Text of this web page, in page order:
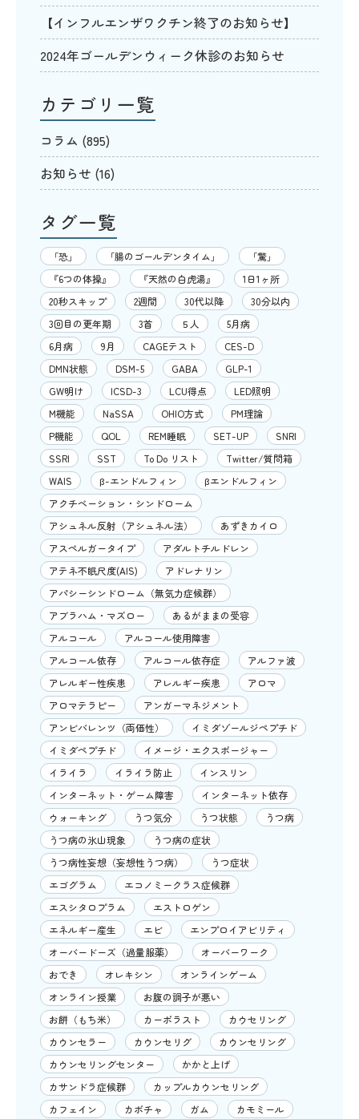
【インフルエンザワクチン終了のお知らせ】
2024年ゴールデンウィーク休診のお知らせ
カテゴリ一覧
コラム (895)
お知らせ (16)
タグ一覧
「恐」 「腸のゴールデンタイム」
「驚」
『6つの体操』
『天然の白虎湯』
1日1ヶ所
20秒スキップ
2週間 30代以降
30分以内
3回目の更年期
3首 ５人
5月病
6月病
9月 CAGEテスト
CES-D
DMN状態
DSM-5 GABA
GLP-1
GW明け
ICSD-3 LCU得点
LED照明
M機能
NaSSA OHIO方式
PM理論
P機能
QOL REM睡眠 SET-UP
SNRI
SSRI
SST To Do リスト
Twitter/質問箱
WAIS
β-エンドルフィン
βエンドルフィン
アクチベーション・シンドローム
アシュネル反射（アシュネル法）
あずきカイロ
アスペルガータイプ
アダルトチルドレン
アテネ不眠尺度(AIS)
アドレナリン
アパシーシンドローム（無気力症候群）
アブラハム・マズロー
あるがままの受容
アルコール
アルコール使用障害
アルコール依存
アルコール依存症
アルファ波
アレルギー性疾患
アレルギー疾患
アロマ
アロマテラピー
アンガーマネジメント
アンビバレンツ（両価性）
イミダゾールジペプチド
イミダペプチド
イメージ・エクスポージャー
イライラ
イライラ防止
インスリン
インターネット・ゲーム障害
インターネット依存
ウォーキング
うつ気分 うつ状態
うつ病
うつ病の氷山現象
うつ病の症状
うつ病性妄想（妄想性うつ病）
うつ症状
エゴグラム
エコノミークラス症候群
エスシタロプラム
エストロゲン
エネルギー産生
エビ
エンプロイアビリティ
オーバードーズ（過量服薬）
オーバーワーク
おでき
オレキシン
オンラインゲーム
オンライン授業
お腹の調子が悪い
お餅（もち米）
カーボラスト
カウセリング
カウンセラー
カウンセリグ
カウンセリング
カウンセリングセンター
かかと上げ
カサンドラ症候群
カップルカウンセリング
カフェイン
カボチャ ガム
カモミール